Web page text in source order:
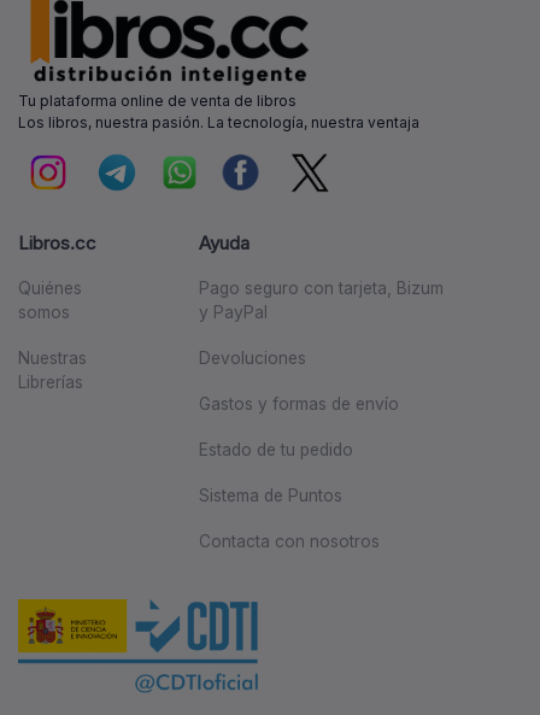
Tu plataforma online de venta de libros
Los libros, nuestra pasión. La tecnología, nuestra ventaja
Libros.cc
Quiénes
somos
Nuestras
Librerías
Ayuda
Pago seguro con tarjeta, Bizum
y PayPal
Devoluciones
Gastos y formas de envío
Estado de tu pedido
Sistema de Puntos
Contacta con nosotros